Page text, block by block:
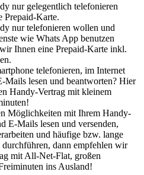
nur gelegentlich telefonieren
Prepaid-Karte.
nur telefonieren wollen und
wie Whats App benutzen
Ihnen eine Prepaid-Karte inkl.
telefonieren, im Internet
Mails lesen und beantworten? Hier
Handy-Vertrag mit kleinem
Möglichkeiten mit Ihrem Handy-
E-Mails lesen und versenden,
und häufige bzw. lange
dann empfehlen wir
mit All-Net-Flat, großen
ins Ausland!